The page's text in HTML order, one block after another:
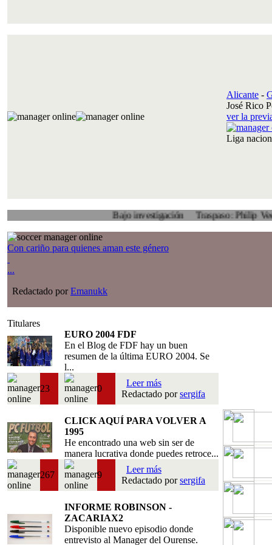
Alicante -
José Rico
ver la
Liga
Bajo investigación Traspaso: Philip Veenhuis,
Con cariño para quienes aman este género
...
Redactado porEmanukk
Titulares
EURO 2004 FDF
En el Blog de FDF hay un buen
resumen de la última EURO 2004. Se
l...
23 0
Leer más
Redactado porsergifa
CLICK AQUÍ PARA VOLVER A
1995
He encontrado una web sin ser de
manera lucrativa donde puedes retroce...
267 9
Leer más
Redactado porsergifa
INFORME ROBINSON -
ZACARIAX2
Disponible nuevo episodio donde
entrevisto al Manager del Ourense.